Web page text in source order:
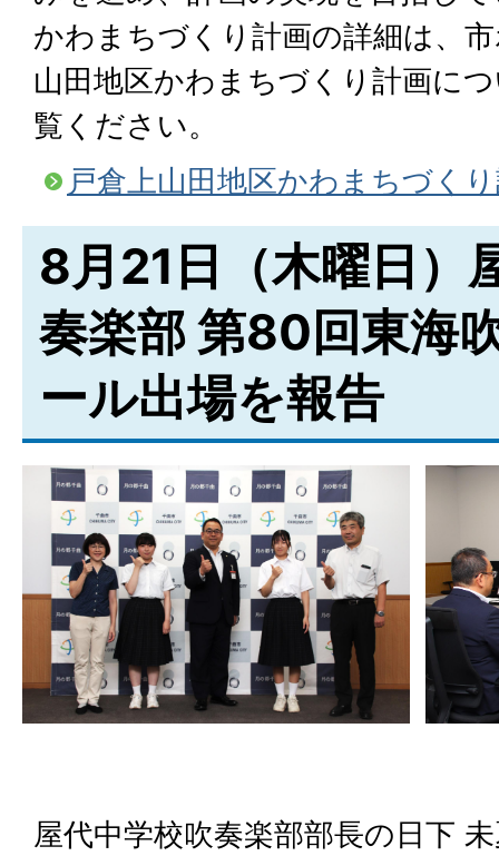
かわまちづくり計画の詳細は、
山田地区かわまちづくり計画に
覧ください。
戸倉上山田地区かわまちづく
8月21日（木曜日）
奏楽部 第80回東海
ール出場を報告
屋代中学校吹奏楽部部長の日下